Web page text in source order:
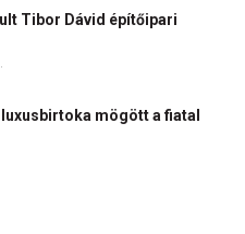
Tibor Dávid építőipari
mögött a fiatal